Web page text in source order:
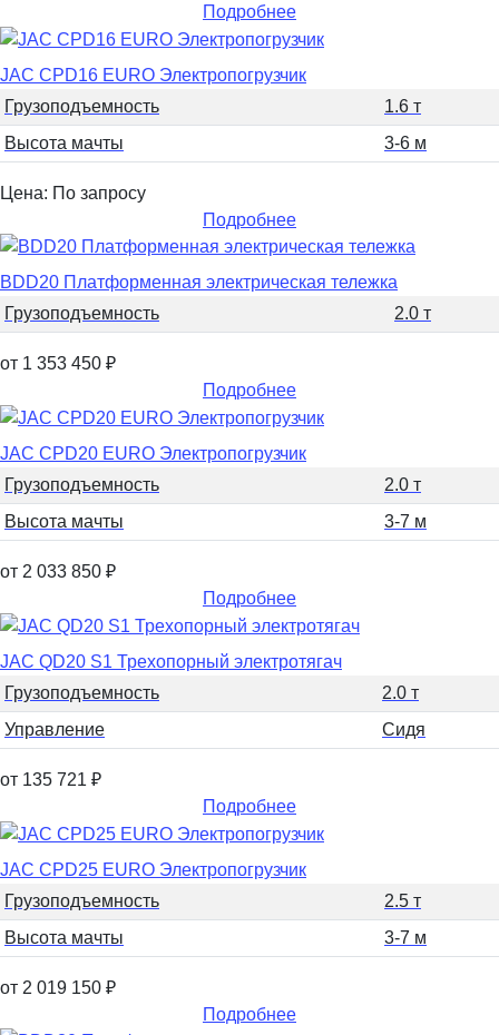
Подробнее
JAC CPD16 EURO Электропогрузчик
Грузоподъемность
1.6 т
Высота мачты
3-6 м
Цена: По запросу
Подробнее
BDD20 Платформенная электрическая тележка
Грузоподъемность
2.0 т
от 1 353 450 ₽
Подробнее
JAC CPD20 EURO Электропогрузчик
Грузоподъемность
2.0 т
Высота мачты
3-7 м
от 2 033 850 ₽
Подробнее
JAC QD20 S1 Трехопорный электротягач
Грузоподъемность
2.0 т
Управление
Сидя
от 135 721 ₽
Подробнее
JAC CPD25 EURO Электропогрузчик
Грузоподъемность
2.5 т
Высота мачты
3-7 м
от 2 019 150 ₽
Подробнее